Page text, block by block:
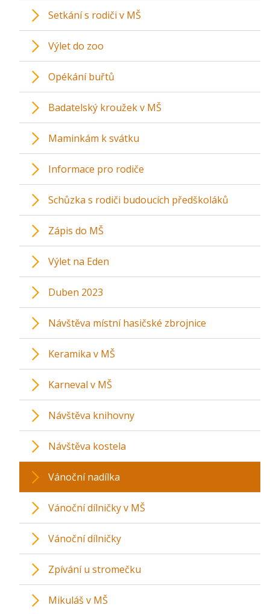
Setkání s rodiči v MŠ
Výlet do zoo
Opékání buřtů
Badatelský kroužek v MŠ
Maminkám k svátku
Informace pro rodiče
Schůzka s rodiči budoucích předškoláků
Zápis do MŠ
Výlet na Eden
Duben 2023
Návštěva místní hasičské zbrojnice
Keramika v MŠ
Karneval v MŠ
Návštěva knihovny
Návštěva kostela
Vánoční nadílka
Vánoční dílničky v MŠ
Vánoční dílničky
Zpívání u stromečku
Mikuláš v MŠ